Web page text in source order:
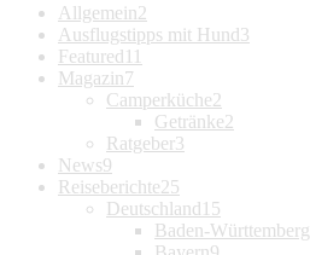
Allgemein2
Ausflugstipps mit Hund3
Featured 11
Magazin7
Camperküche2
Getränke2
Ratgeber3
News9
Reiseberichte25
Deutschland 15
Baden-Württemberg